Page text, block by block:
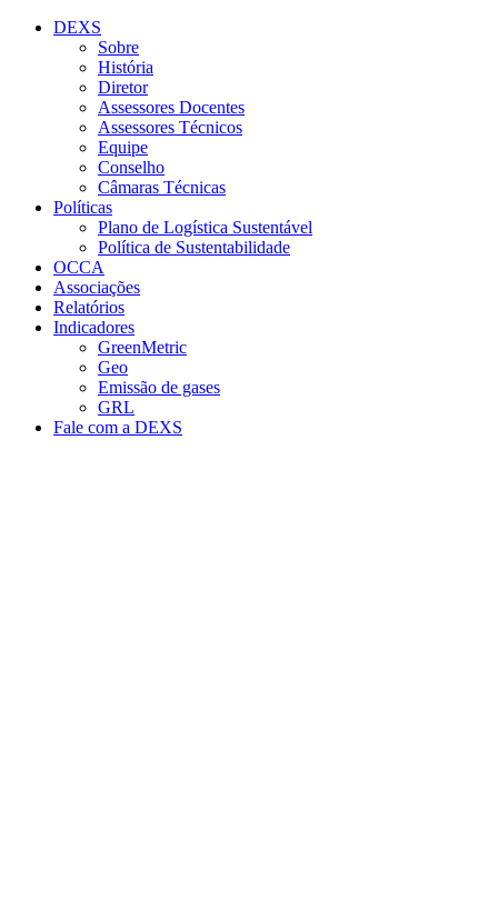
Conteúdo principal
DEXS
Sobre
História
Diretor
Assessores Docentes
Assessores Técnicos
Equipe
Conselho
Câmaras Técnicas
Políticas
Plano de Logística Sustentável
Política de Sustentabilidade
OCCA
Associações
Relatórios
Indicadores
GreenMetric
Geo
Emissão de gases
GRL
Fale com a DEXS